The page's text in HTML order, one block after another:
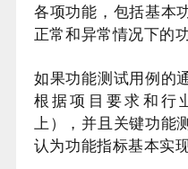
各项功能，包括基本
正常和异常情况下的
如果功能测试用例的
根据项目要求和行
上），并且关键功能
认为功能指标基本实现